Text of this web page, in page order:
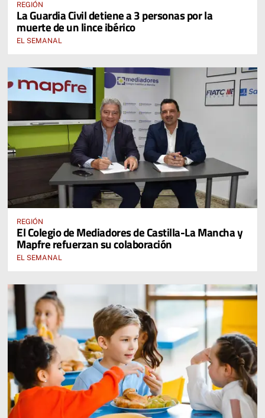
REGIÓN
La Guardia Civil detiene a 3 personas por la
muerte de un lince ibérico
EL SEMANAL
REGIÓN
El Colegio de Mediadores de Castilla-La Mancha y
Mapfre refuerzan su colaboración
EL SEMANAL